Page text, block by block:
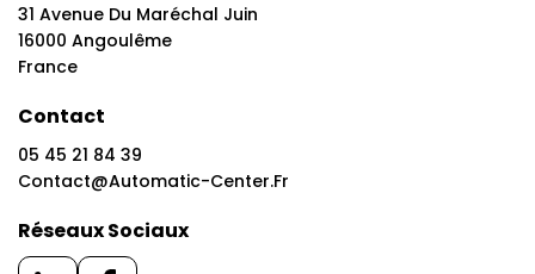
31 Avenue Du Maréchal Juin
16000 Angoulême
France
Contact
05 45 21 84 39
Contact@automatic-Center.fr
Réseaux Sociaux